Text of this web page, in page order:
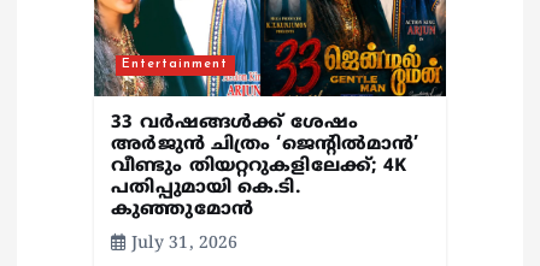
Entertainment
33 വർഷങ്ങൾക്ക് ശേഷം
അർജുൻ ചിത്രം ‘ജെന്റിൽമാൻ’
വീണ്ടും തിയറ്ററുകളിലേക്ക്; 4K
പതിപ്പുമായി കെ.ടി.
കുഞ്ഞുമോൻ
July 31, 2026